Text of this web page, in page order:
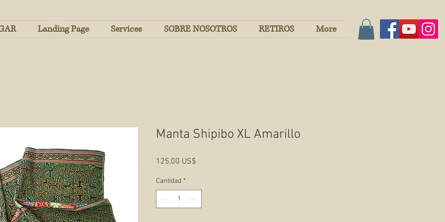
Landing Page Services SOBRE NOSOTROS RETIROS More
Manta Shipibo XL Amarillo
125,00 US$
Cantidad *